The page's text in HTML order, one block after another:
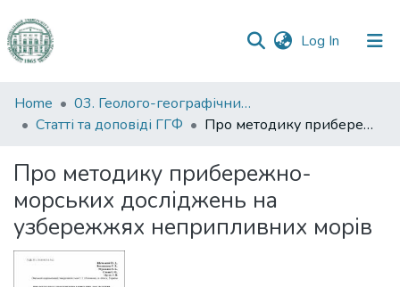
Log In (current)
Communities
&
All of DSpace
Statistics
Home
03. Геолого-географічний факультет
Статті та доповіді ГГФ
Про методику прибережно-морських досліджень на узбережжях неприпливних морів
Про методику прибережно-
морських досліджень на
узбережжях неприпливних морів